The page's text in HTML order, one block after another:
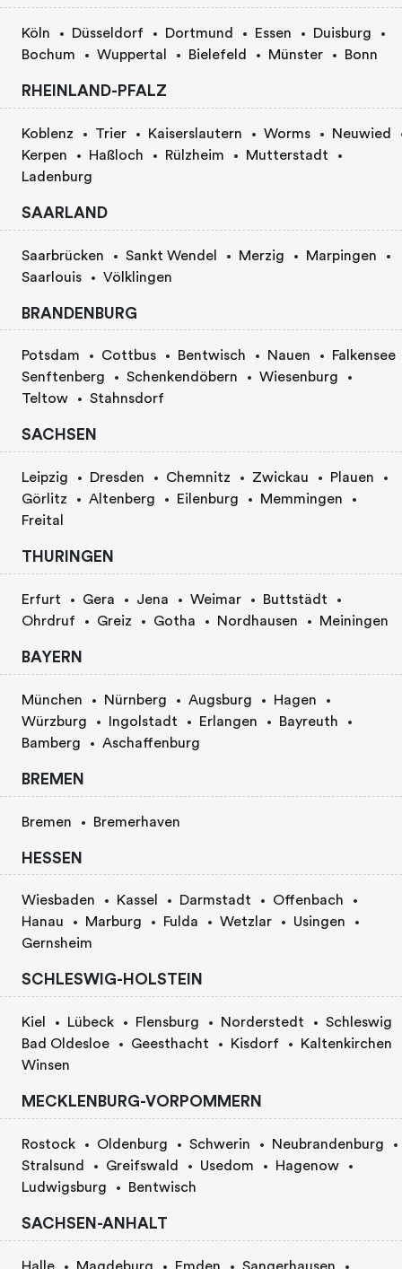
Köln Düsseldorf Dortmund Essen
Duisburg
Bochum
Wuppertal Bielefeld Münster Bonn
RHEINLAND-PFALZ
Koblenz Trier Kaiserslautern Worms
Neuwied
Kerpen
Haßloch Rülzheim
Mutterstadt
Ladenburg
SAARLAND
Saarbrücken Sankt Wendel Merzig
Marpingen
Saarlouis
Völklingen
BRANDENBURG
Potsdam Cottbus Bentwisch Nauen
Falkensee
Senftenberg
Schenkendöbern
Wiesenburg
Teltow
Stahnsdorf
SACHSEN
Leipzig Dresden Chemnitz Zwickau
Plauen
Görlitz
Altenberg Eilenburg
Memmingen
Freital
THURINGEN
Erfurt Gera Jena Weimar
Buttstädt
Ohrdruf
Greiz Gotha Nordhausen Meiningen
BAYERN
München Nürnberg Augsburg
Hagen
Würzburg
Ingolstadt Erlangen
Bayreuth
Bamberg
Aschaffenburg
BREMEN
Bremen Bremerhaven
HESSEN
Wiesbaden Kassel Darmstadt
Offenbach
Hanau
Marburg Fulda Wetzlar
Usingen
Gernsheim
SCHLESWIG-HOLSTEIN
Kiel Lübeck Flensburg Norderstedt
Schleswig
Bad Oldesloe
Geesthacht Kisdorf
Kaltenkirchen
Winsen
MECKLENBURG-VORPOMMERN
Rostock Oldenburg Schwerin
Neubrandenburg
Stralsund
Greifswald Usedom
Hagenow
Ludwigsburg
Bentwisch
SACHSEN-ANHALT
Halle Magdeburg Emden Sangerhausen